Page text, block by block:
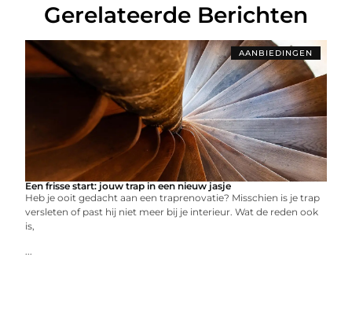
Gerelateerde Berichten
AANBIEDINGEN
Een frisse start: jouw trap in een nieuw jasje
Heb je ooit gedacht aan een traprenovatie? Misschien is je trap
versleten of past hij niet meer bij je interieur. Wat de reden ook
is,
...